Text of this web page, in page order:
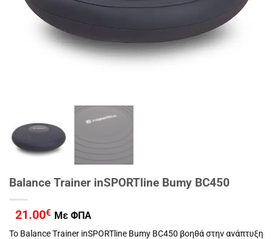
Balance Trainer inSPORTline Bumy BC450
21.00€ Με ΦΠΑ
Το Balance Trainer inSPORTline Bumy BC450 βοηθά στην ανάπτυξη